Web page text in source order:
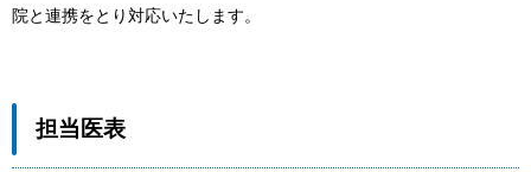
院と連携をとり対応いたします。
担当医表